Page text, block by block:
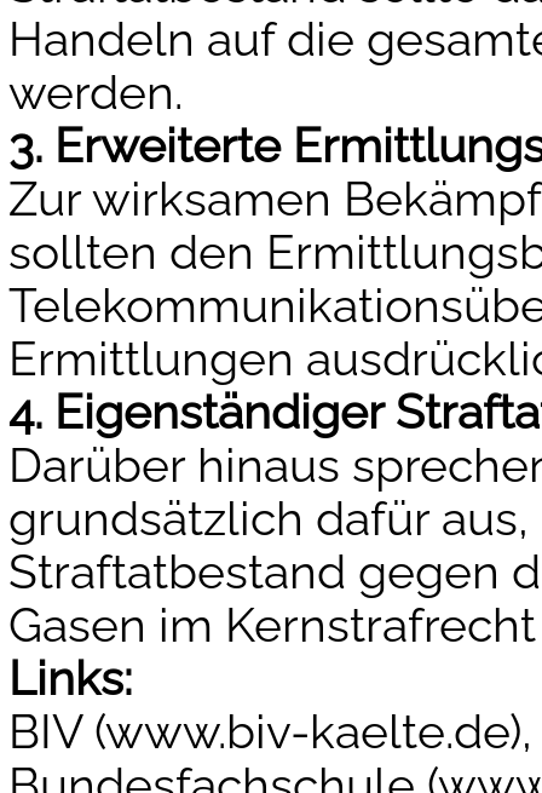
Handeln auf die
werden.
3. Erweiterte
Zur wirksamen
sollten den
Ermittlungen
4. Eigenständiger
Darüber hinaus
grundsätzlich dafür
Straftatbestand gegen
Gasen im
Links:
BIV (www.biv-